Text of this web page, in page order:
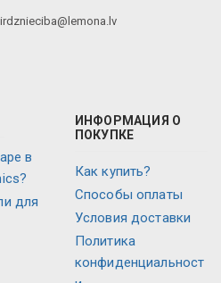
в
для
ИНФОРМАЦИЯ О
ПОКУПКЕ
Как купить?
Способы оплаты
Условия доставки
Политика
конфиденциальност